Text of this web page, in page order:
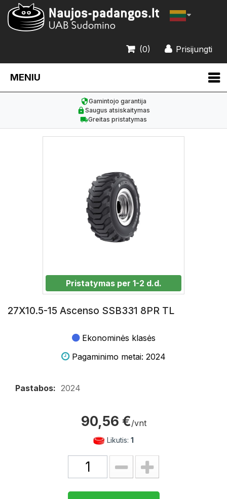
Prisijungti
(0)
MENIU
Gamintojo garantija
Saugus atsiskaitymas
Greitas pristatymas
Pristatymas per 1-2 d.d.
27X10.5-15 Ascenso SSB331 8PR TL
Ekonominės klasės
Pagaminimo metai: 2024
Pastabos: 2024
90,56 €/vnt
Likutis: 1